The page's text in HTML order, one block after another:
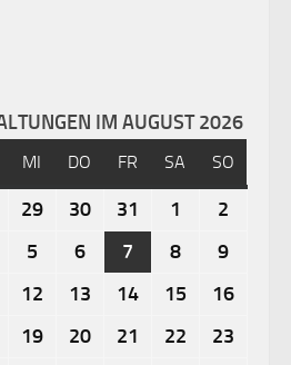
IM AUGUST 2026
MI DO FR SA SO
29 30 31 1
2
5 6 7 8
9
12 13 14 15
16
19 20 21 22
23